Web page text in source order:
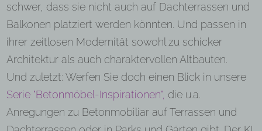
schwer, dass sie nicht auch auf Dachterrassen und
Balkonen platziert werden könnten. Und passen in
ihrer zeitlosen Modernität sowohl zu schicker
Architektur als auch charaktervollen Altbauten.
Und zuletzt: Werfen Sie doch einen Blick in unsere
Serie "Betonmöbel-Inspirationen", die u.a.
Anregungen zu Betonmobiliar auf Terrassen und